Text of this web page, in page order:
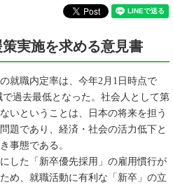
実施を求める意見書
就職内定率は、今年2月1日時点で
過去最低となった。社会人として第
いということは、日本の将来を担う
題であり、経済・社会の活力低下と
事態である。
した「新卒優先採用」の雇用慣行が
め、就職活動に有利な「新卒」の立